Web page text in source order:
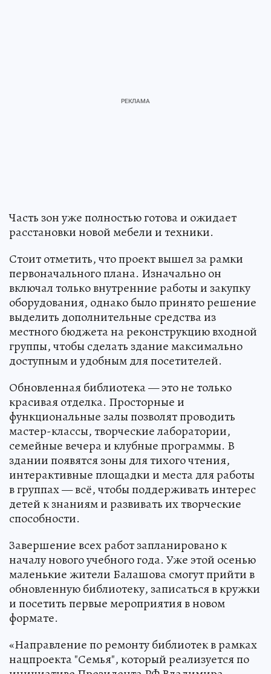
Часть зон уже полностью готова и ожидает
расстановки новой мебели и техники.
Стоит отметить, что проект вышел за рамки
первоначального плана. Изначально он
включал только внутренние работы и закупку
оборудования, однако было принято решение
выделить дополнительные средства из
местного бюджета на реконструкцию входной
группы, чтобы сделать здание максимально
доступным и удобным для посетителей.
Обновленная библиотека — это не только
красивая отделка. Просторные и
функциональные залы позволят проводить
мастер-классы, творческие лаборатории,
семейные вечера и клубные программы. В
здании появятся зоны для тихого чтения,
интерактивные площадки и места для работы
в группах — всё, чтобы поддерживать интерес
детей к знаниям и развивать их творческие
способности.
Завершение всех работ запланировано к
началу нового учебного года. Уже этой осенью
маленькие жители Балашова смогут прийти в
обновленную библиотеку, записаться в кружки
и посетить первые мероприятия в новом
формате.
«Направление по ремонту библиотек в рамках
нацпроекта "Семья", который реализуется по